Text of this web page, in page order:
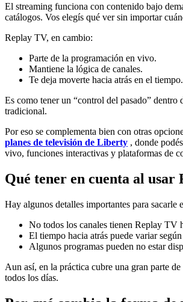
El streaming funciona con contenido bajo
catálogos. Vos elegís qué ver sin importar
Replay TV, en cambio:
Parte de la programación en vivo.
Mantiene la lógica de canales.
Te deja moverte hacia atrás en el tiempo.
Es como tener un “control del pasado” dentro
tradicional.
Por eso se complementa bien con otras
planes de televisión de Liberty , donde
vivo, funciones interactivas y plataformas de
Qué tener en cuenta al usar
Hay algunos detalles importantes para sacarle
No todos los canales tienen Replay TV
El tiempo hacia atrás puede variar
Algunos programas pueden no estar
Aun así, en la práctica cubre una gran parte
todos los días.